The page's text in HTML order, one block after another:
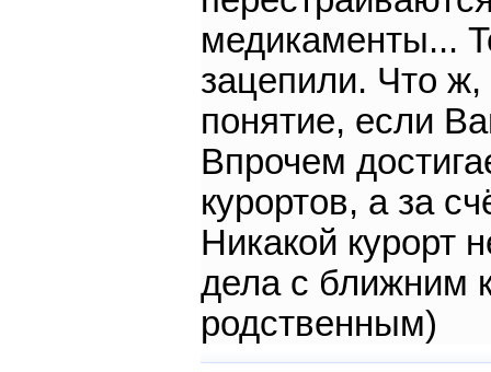
медикаменты...
зацепили. Что
понятие, если
Впрочем
курортов, а за
Никакой курорт
дела с ближним
родственным)